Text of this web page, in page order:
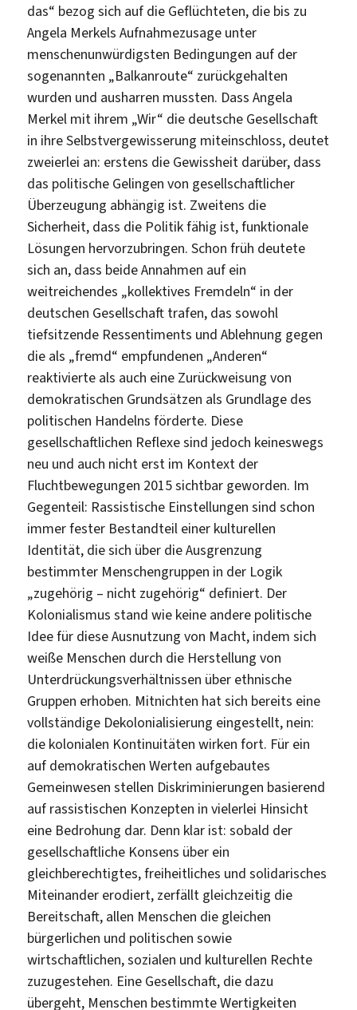
das“ bezog sich auf die Geflüchteten, die bis zu
Angela Merkels Aufnahmezusage unter
menschenunwürdigsten Bedingungen auf der
sogenannten „Balkanroute“ zurückgehalten
wurden und ausharren mussten. Dass Angela
Merkel mit ihrem „Wir“ die deutsche Gesellschaft
in ihre Selbstvergewisserung miteinschloss, deutet
zweierlei an: erstens die Gewissheit darüber, dass
das politische Gelingen von gesellschaftlicher
Überzeugung abhängig ist. Zweitens die
Sicherheit, dass die Politik fähig ist, funktionale
Lösungen hervorzubringen. Schon früh deutete
sich an, dass beide Annahmen auf ein
weitreichendes „kollektives Fremdeln“ in der
deutschen Gesellschaft trafen, das sowohl
tiefsitzende Ressentiments und Ablehnung gegen
die als „fremd“ empfundenen „Anderen“
reaktivierte als auch eine Zurückweisung von
demokratischen Grundsätzen als Grundlage des
politischen Handelns förderte. Diese
gesellschaftlichen Reflexe sind jedoch keineswegs
neu und auch nicht erst im Kontext der
Fluchtbewegungen 2015 sichtbar geworden. Im
Gegenteil: Rassistische Einstellungen sind schon
immer fester Bestandteil einer kulturellen
Identität, die sich über die Ausgrenzung
bestimmter Menschengruppen in der Logik
„zugehörig – nicht zugehörig“ definiert. Der
Kolonialismus stand wie keine andere politische
Idee für diese Ausnutzung von Macht, indem sich
weiße Menschen durch die Herstellung von
Unterdrückungsverhältnissen über ethnische
Gruppen erhoben. Mitnichten hat sich bereits eine
vollständige Dekolonialisierung eingestellt, nein:
die kolonialen Kontinuitäten wirken fort. Für ein
auf demokratischen Werten aufgebautes
Gemeinwesen stellen Diskriminierungen basierend
auf rassistischen Konzepten in vielerlei Hinsicht
eine Bedrohung dar. Denn klar ist: sobald der
gesellschaftliche Konsens über ein
gleichberechtigtes, freiheitliches und solidarisches
Miteinander erodiert, zerfällt gleichzeitig die
Bereitschaft, allen Menschen die gleichen
bürgerlichen und politischen sowie
wirtschaftlichen, sozialen und kulturellen Rechte
zuzugestehen. Eine Gesellschaft, die dazu
übergeht, Menschen bestimmte Wertigkeiten